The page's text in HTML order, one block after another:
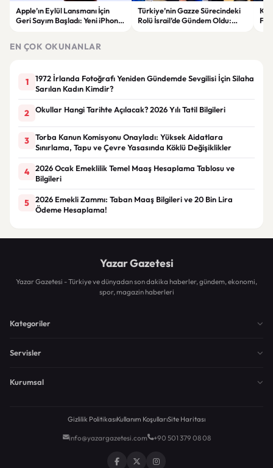
Apple’ın Eylül Lansmanı İçin
Geri Sayım Başladı: Yeni iPhone
Türkiye’nin Gazze Sürecindeki
Rolü İsrail’de Gündem Oldu:
EN ÇOK OKUNANLAR
1
1972 İrlanda Fotoğrafı Yeniden Gündemde Sevgilisi İçin Silaha
Sarılan Kadın Kimdir?
2 Okullar Hangi Tarihte Açılacak? 2026 Yılı Tatil Bilgileri
3
Torba Kanun Komisyonu Onayladı: Yüksek Aidatlara
Sınırlama, Tapu ve Çevre Yasasında Köklü Değişiklikler
4
2026 Ocak Emeklilik Temel Maaş Hesaplama Tablosu ve
Bilgileri
5
2026 Emekli Zammı: Taban Maaş Bilgileri ve 20 Bin Lira
Ödeme Hesaplama!
Yazar Gazetesi
Yazar Gazetesi - Türkiye ve dünyadan son dakika haberler, gündem, ekonomi,
spor, magazin haberleri
Kategoriler
Servisler
Kurumsal
Gizlilik PolitikasıKullanım KoşullarıSite Haritası
info@yazargazetesi.com +90 501 379 08 08